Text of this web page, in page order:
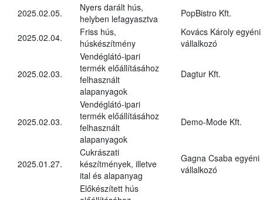
2025.02.05.
Nyers darált hús,
helyben lefagyasztva
PopBistro Kft.
2025.02.04.
Friss hús,
húskészítmény
Kovács Károly egyéni
vállalkozó
2025.02.03.
Vendéglátó-ipari
termék előállításához
felhasznált
alapanyagok
Dagtur Kft.
2025.02.03.
Vendéglátó-ipari
termék előállításához
felhasznált
alapanyagok
Demo-Mode Kft.
2025.01.27.
Cukrászati
készítmények, illetve
ital és alapanyag
Gagna Csaba egyéni
vállalkozó
Előkészített hús